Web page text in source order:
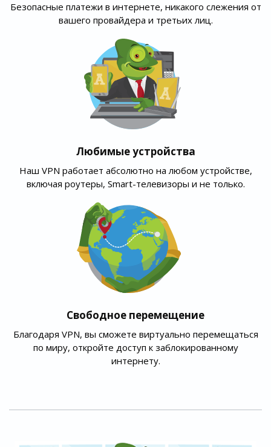
Безопасные платежи в интернете, никакого слежения от
вашего провайдера и третьих лиц.
Любимые устройства
Наш VPN работает абсолютно на любом устройстве,
включая роутеры, Smart-телевизоры и не только.
Свободное перемещение
Благодаря VPN, вы сможете виртуально перемещаться
по миру, откройте доступ к заблокированному
интернету.